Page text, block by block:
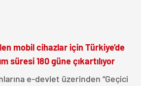
mobil cihazlar için Türkiye’de
süresi 180 güne çıkartılıyor
e-devlet üzerinden “Geçici